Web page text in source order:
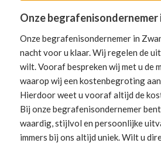
Onze begrafenisondernemer
Onze begrafenisondernemer in
nacht voor u klaar. Wij regelen de
wilt. Vooraf bespreken wij met u de
waarop wij een kostenbegroting
Hierdoor weet u vooraf altijd de
Bij onze begrafenisondernemer
waardig, stijlvol en persoonlijke
immers bij ons altijd uniek. Wilt u